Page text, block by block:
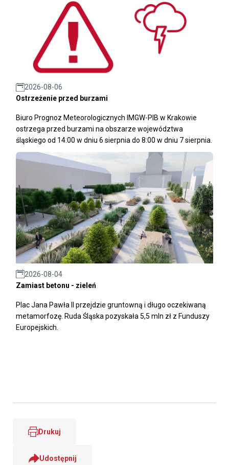
2026-08-06
Ostrzeżenie przed burzami
Biuro Prognoz Meteorologicznych IMGW-PIB w Krakowie
ostrzega przed burzami na obszarze województwa
śląskiego od 14:00 w dniu 6 sierpnia do 8:00 w dniu 7 sierpnia.
2026-08-04
Zamiast betonu - zieleń
Plac Jana Pawła II przejdzie gruntowną i długo oczekiwaną
metamorfozę. Ruda Śląska pozyskała 5,5 mln zł z Funduszy
Europejskich.
Drukuj
Udostępnij